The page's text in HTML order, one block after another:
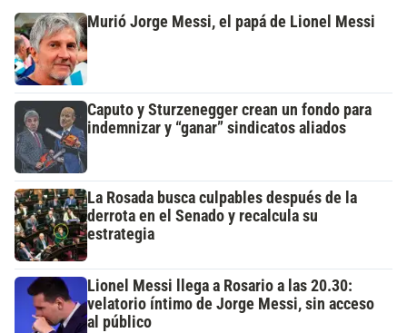
Murió Jorge Messi, el papá de Lionel Messi
Caputo y Sturzenegger crean un fondo para
indemnizar y “ganar” sindicatos aliados
La Rosada busca culpables después de la
derrota en el Senado y recalcula su
estrategia
Lionel Messi llega a Rosario a las 20.30:
velatorio íntimo de Jorge Messi, sin acceso
al público